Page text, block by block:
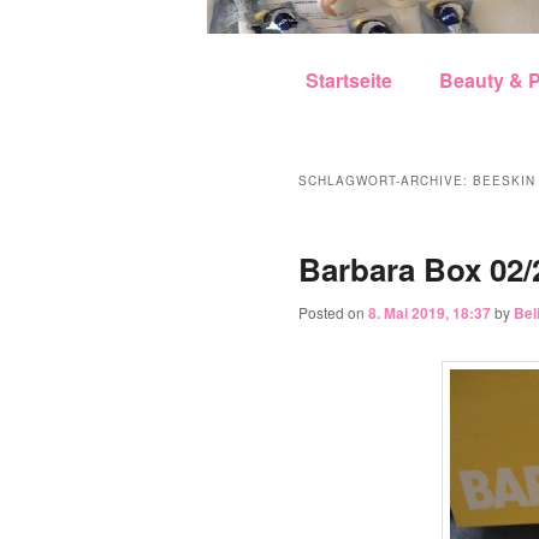
Zum Inhalt wechseln
Zum sekundären Inhalt
Startseite Beauty &
SCHLAGWORT-ARCHIVE: BEESKIN
Barbara Box 02/
Posted on 8. Mai 2019, 18:37by